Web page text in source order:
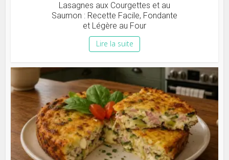
Lasagnes aux Courgettes et au
Saumon : Recette Facile, Fondante
et Légère au Four
Lire la suite